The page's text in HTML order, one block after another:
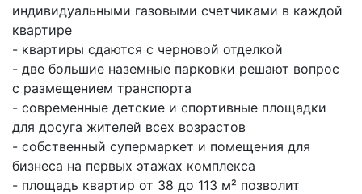
индивидуальными газовыми счетчиками в каждой
квартире
- квартиры сдаются с черновой отделкой
- две большие наземные парковки решают вопрос
с размещением транспорта
- современные детские и спортивные площадки
для досуга жителей всех возрастов
- собственный супермаркет и помещения для
бизнеса на первых этажах комплекса
- площадь квартир от 38 до 113 м² позволит